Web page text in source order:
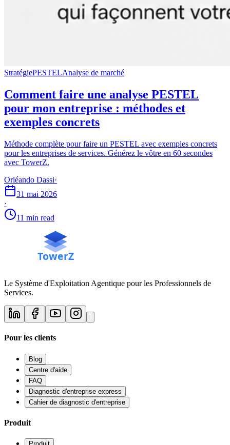
StratégiePESTELAnalyse de marché
Comment faire une analyse PESTEL
pour mon entreprise : méthodes et
exemples concrets
Méthode complète pour faire un PESTEL avec exemples concrets
pour les entreprises de services. Générez le vôtre en 60 secondes
avec TowerZ.
Orléando Dassi·
31 mai 2026
·
11 min read
Le Système d'Exploitation Agentique pour les Professionnels de
Services.
Pour les clients
Blog
Centre d'aide
FAQ
Diagnostic d'entreprise express
Cahier de diagnostic d'entreprise
Produit